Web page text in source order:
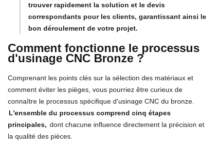
trouver rapidement la solution et le devis
correspondants pour les clients, garantissant ainsi le
bon déroulement de votre projet.
Comment fonctionne le processus
d'usinage CNC Bronze ?
Comprenant les points clés sur la sélection des matériaux et
comment éviter les pièges, vous pourriez être curieux de
connaître le processus spécifique d'usinage CNC du bronze.
L'ensemble du processus comprend cinq étapes
principales, dont chacune influence directement la précision et
la qualité des pièces.